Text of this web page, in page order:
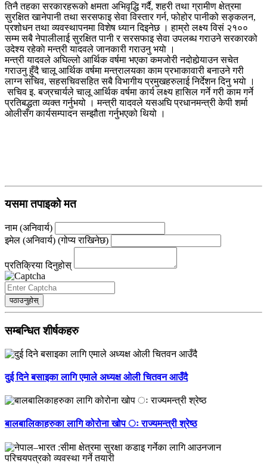
तिनै तहका सरकारहरूको क्षमता अभिवृद्धि गर्दै, शहरी तथा ग्रामीण क्षेत्रमा
सुरक्षित खानेपानी तथा सरसफाइ सेवा विस्तार गर्न, फोहोर पानीको सङ्कलन,
प्रशोधन तथा व्यवस्थापनमा विशेष ध्यान दिइनेछ । हाम्रो लक्ष्य विसं २१००
सम्म सबै नेपालीलाई सुरक्षित पानी र सरसफाइ सेवा उपलब्ध गराउने सरकारको
उदेश्य रहेकाे मन्त्री यादवले जानकारी गराउनु भयाे ।
मन्त्री यादवले अघिल्लो आर्थिक वर्षमा भएका कमजोरी नदोहोर्‍याउन सचेत
गराउनु हुँदै चालू आर्थिक वर्षमा मन्त्रालयका काम प्रभाकावारी बनाउने गरी
लाग्न सचिव, सहसचिवसहित सबै विभागीय प्रमुखहरुलाई निर्देशन दिनु भयाे ।
सचिव इ. बज्रचार्यले चालू आर्थिक वर्षमा कार्य लक्ष्य हासिल गर्ने गरी काम गर्ने
प्रतिबद्धता व्यक्त गर्नुभयो । मन्त्री यादवले यसअघि प्रधानमन्त्री केपी शर्मा
ओलीसँग कार्यसम्पादन सम्झौता गर्नुभएको थियो ।
यसमा तपाइको मत
नाम (अनिवार्य)
इमेल (अनिवार्य) (गोप्य राखिनेछ)
प्रतिक्रिया दिनुहोस्
पठाउनुहोस्
सम्बन्धित शीर्षकहरु
दुई दिने बसाइका लागि एमाले अध्यक्ष ओली चितवन आउँदै
बालबालिकाहरुका लागि कोरोना खोप ः राज्यमन्त्री श्रेष्ठ